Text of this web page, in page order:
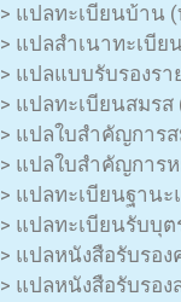
> แปลทะเบียนบ้าน (
> แปลสำเนาทะเบี
> แปลแบบรับรองร
> แปลทะเบียนสมรส
> แปลใบสำคัญการ
> แปลใบสำคัญการ
> แปลทะเบียนฐาน
> แปลทะเบียนรับบุ
> แปลหนังสือรับรอ
> แปลหนังสือรับรอง